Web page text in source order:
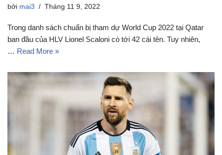
bởi mai3 Tháng 11 9, 2022
Trong danh sách chuẩn bị tham dự World Cup 2022 tại Qatar
ban đầu của HLV Lionel Scaloni có tới 42 cái tên. Tuy nhiên,
… Read More »